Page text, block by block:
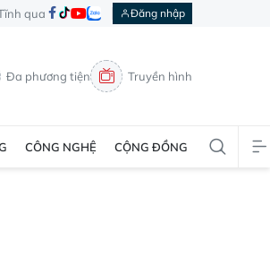
qua Đăng nhập
Đa phương tiện Truyền hình
CÔNG NGHỆ CỘNG ĐỒNG